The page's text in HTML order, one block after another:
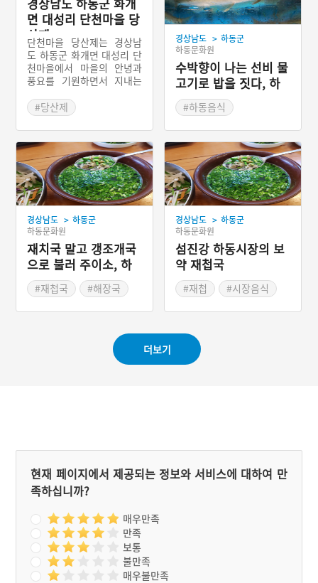
면 대성리 단천마을 당
산제
단천마을 당산제는 경상남
도 하동군 화개면 대성리 단
천마을에서 마을의 안녕과
풍요를 기원하면서 지내는
따로 없고 수령이 200년 이
상 된 마을의 굴참나무를 당
산나무로 여긴다. 단천마을
의 당산제에는 단천마을의
마을 신이 신성하다고 믿는
외지로 출타한 사람들도 많
이 참여한다. 당산제의 모든
절차가 끝나면 마을 사람들
이 함께 모여 젯상의 음식을
나누어 먹는다.
#당산제
경상남도 > 하동군
하동문화원
수박향이 나는 선비 물
고기로 밥을 짓다, 하
동 은어밥
#하동음식
경상남도 > 하동군
하동문화원
재치국 말고 갱조개국
으로 불러 주이소, 하
동 재첩국
#재첩국
#해장국
경상남도 > 하동군
하동문화원
섬진강 하동시장의 보
약 재첩국
#재첩
#시장음식
더보기
현재 페이지에서 제공되는 정보와 서비스에 대하여 만
족하십니까?
매우만족
만족
보통
불만족
매우불만족